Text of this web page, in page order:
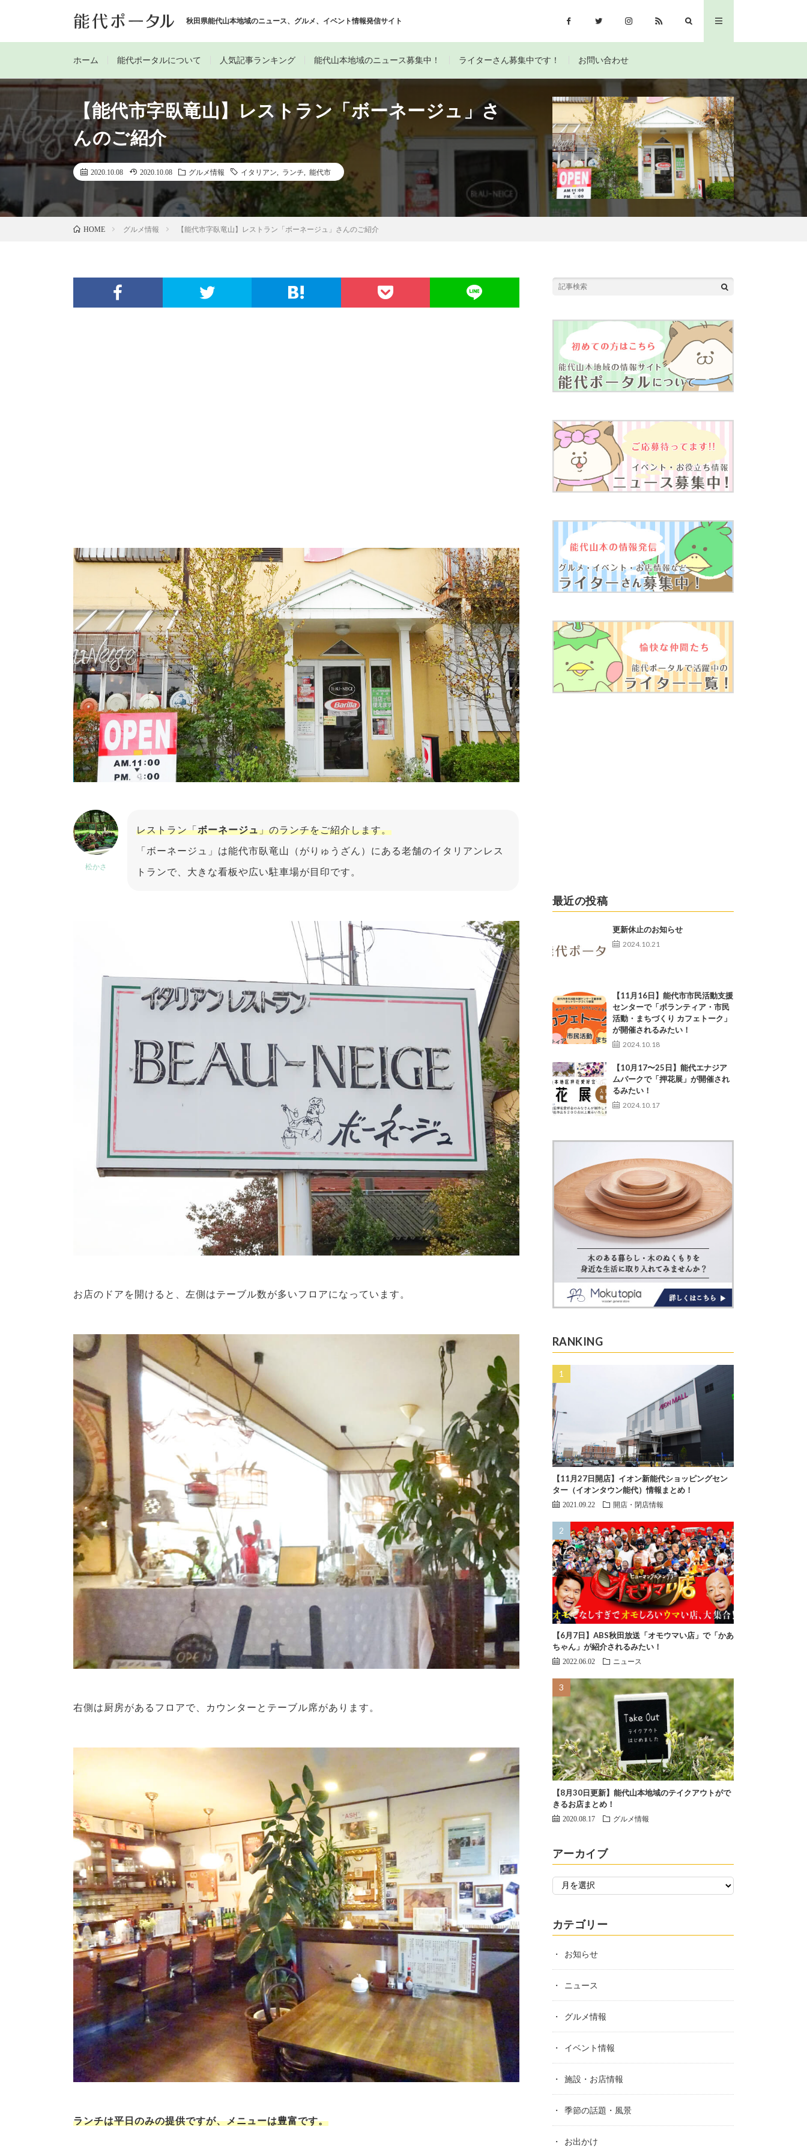
秋田県能代山本地域のニュース、グルメ、イベント情報発信サイト
ホーム 能代ポータルについて 人気記事ランキング 能代山本地域のニュース募集中！ ライターさん募集中です！ お問い合わせ
【能代市字臥竜山】レストラン「ボーネージュ」さ
んのご紹介
2020.10.08 2020.10.08 グルメ情報 イタリアン ランチ 能代市
HOME グルメ情報 【能代市字臥竜山】レストラン「ボーネージュ」さんのご紹介
松かさ
レストラン「ボーネージュ」のランチをご紹介します。
「ボーネージュ」は能代市臥竜山（がりゅうざん）にある老舗のイタリアンレス
トランで、大きな看板や広い駐車場が目印です。
お店のドアを開けると、左側はテーブル数が多いフロアになっています。
右側は厨房があるフロアで、カウンターとテーブル席があります。
ランチは平日のみの提供ですが、メニューは豊富です。
最近の投稿
更新休止のお知らせ
2024.10.21
【11月16日】能代市市民活動支援
センターで「ボランティア・市民
活動・まちづくり カフェトーク」
が開催されるみたい！
2024.10.18
【10月17〜25日】能代エナジア
ムパークで「押花展」が開催され
るみたい！
2024.10.17
RANKING
【11月27日開店】イオン新能代ショッピングセン
ター（イオンタウン能代）情報まとめ！
2021.09.22 開店・閉店情報
【6月7日】ABS秋田放送「オモウマい店」で「かあ
ちゃん」が紹介されるみたい！
2022.06.02 ニュース
【8月30日更新】能代山本地域のテイクアウトがで
きるお店まとめ！
2020.08.17 グルメ情報
アーカイブ
カテゴリー
お知らせ
ニュース
グルメ情報
イベント情報
施設・お店情報
季節の話題・風景
お出かけ